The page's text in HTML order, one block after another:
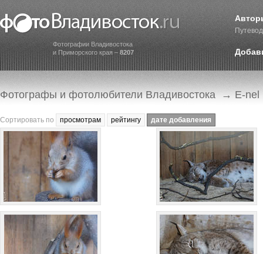
Фотографии Владивостока
и Приморского края – 8207
Фотографы и фотолюбители Владивостока → E-nel
Сортировать по просмотрам рейтингу дате добавления